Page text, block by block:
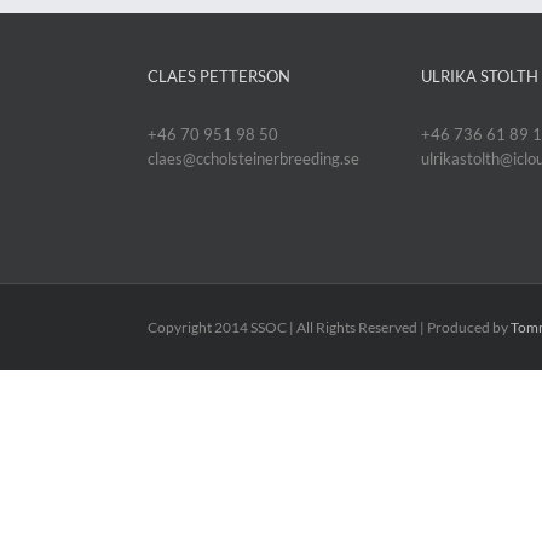
CLAES PETTERSON
+46 70 951 98 50
claes@ccholsteinerbreeding.se
ULRIKA STOLTH
+46 736 61 89
Copyright 2014 SSOC | All Rights Reserved | Produced by